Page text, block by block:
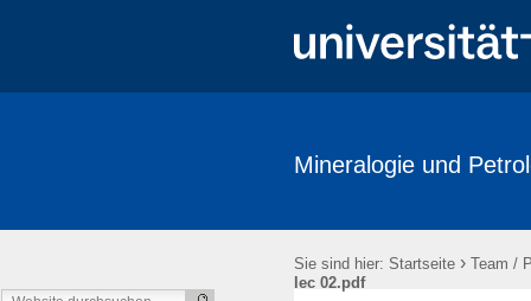
Geschichte / History Downloads
Mineralogie und
Sie sind hier: Startseite › Team /
lec 02.pdf